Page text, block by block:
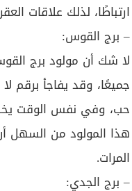
ارتباطًا، لذلك علاقات
– برج القوس:
لا شك أن مولود برج
جميعًا، وقد يفاجأ برقم
حب، وفي نفس الوقت
هذا المولود من
المرات.
– برج الجدي: